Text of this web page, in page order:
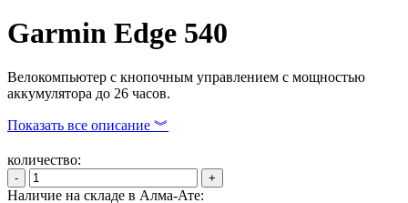
Garmin Edge 540
Велокомпьютер с кнопочным управлением с мощностью
аккумулятора до 26 часов.
Показать все описание ︾
количество:
- +
Наличие на складе в Алма-Ате: